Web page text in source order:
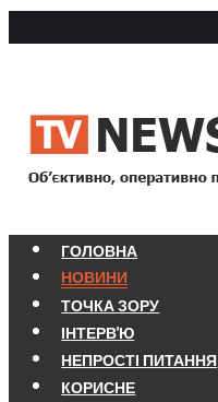
ГОЛОВНА
НОВИНИ
ТОЧКА ЗОРУ
ІНТЕРВ'Ю
НЕПРОСТІ ПИТАННЯ
КОРИСНЕ